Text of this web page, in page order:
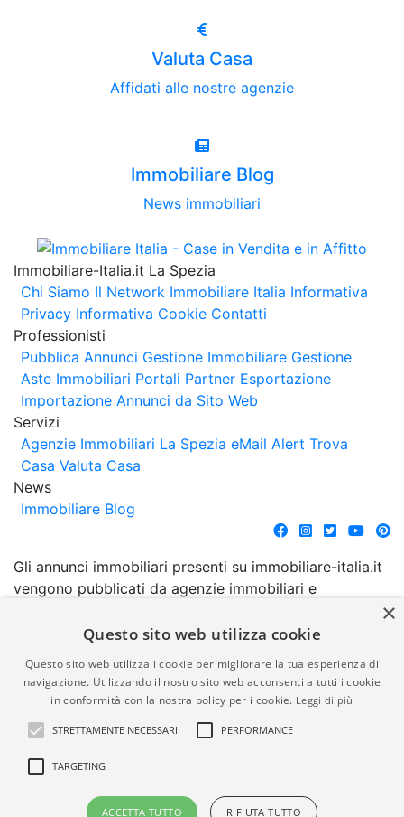
Valuta Casa
Affidati alle nostre agenzie
Immobiliare Blog
News immobiliari
Immobiliare-Italia.it La Spezia
Chi Siamo Il Network Immobiliare Italia Informativa
Privacy Informativa Cookie Contatti
Professionisti
Pubblica Annunci Gestione Immobiliare Gestione
Aste Immobiliari Portali Partner Esportazione
Importazione Annunci da Sito Web
Servizi
Agenzie Immobiliari La Spezia eMail Alert Trova
Casa Valuta Casa
News
Immobiliare Blog
Gli annunci immobiliari presenti su immobiliare-italia.it
vengono pubblicati da agenzie immobiliari e
comporta l'approvazione o l'avallo da parte di
garanzia da parte di quest'ultima. immobiliare-italia.it
quindi non è responsabile della veridicità, della
correttezza, della completezza, della normativa in
materia di privacy e/o di alcun altro aspetto dei
suddetti annunci.
© Copyright 2007 - 2026
Powered by
×
Questo sito web utilizza cookie
Questo sito web utilizza i cookie per migliorare la tua esperienza di
navigazione. Utilizzando il nostro sito web acconsenti a tutti i cookie
in conformità con la nostra policy per i cookie. Leggi di più
STRETTAMENTE NECESSARI PERFORMANCE
TARGETING
ACCETTA TUTTO RIFIUTA TUTTO